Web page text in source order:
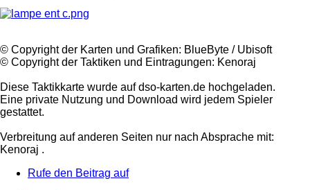
©️ Copyright der Karten und Grafiken: BlueByte / Ubisoft
©️ Copyright der Taktiken und Eintragungen: Kenoraj
Diese Taktikkarte wurde auf dso-karten.de hochgeladen.
Eine private Nutzung und Download wird jedem Spieler
gestattet.
Verbreitung auf anderen Seiten nur nach Absprache mit:
Kenoraj .
Rufe den Beitrag auf